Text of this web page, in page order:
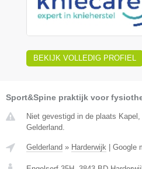
BEKIJK VOLLEDIG PROFIEL
Sport&Spine praktijk voor
Niet gevestigd in de plaats
Gelderland.
Gelderland » Harderwijk | Google